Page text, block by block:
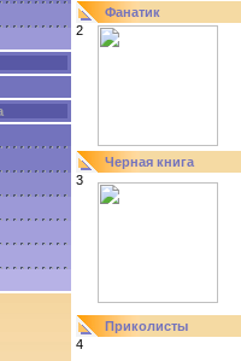
Фанатик
2
Черная книга
3
Приколисты
4